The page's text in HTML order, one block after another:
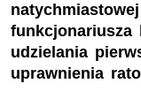
funkcjonariusza
udzielania
uprawnienia